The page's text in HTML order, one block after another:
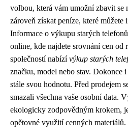
volbou, která vám umožní zbavit se
zároveň získat peníze, které můžete
Informace o výkupu starých
online, kde najdete srovnání cen
společností nabízívýkup starých
značku, model nebo stav. Dokonce
stále svou hodnotu. Před prodejem
smazali všechna vaše osobní data.
ekologicky zodpovědným krokem,
opětovné využití cenných materiálů.